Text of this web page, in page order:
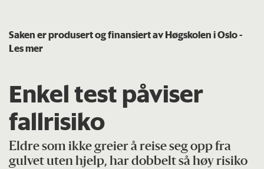
Saken er produsert og finansiert av Høgskolen i Oslo-
Les mer
Enkel test påviser
fallrisiko
Eldre som ikke greier å reise seg opp fra
gulvet uten hjelp, har dobbelt så høy risiko